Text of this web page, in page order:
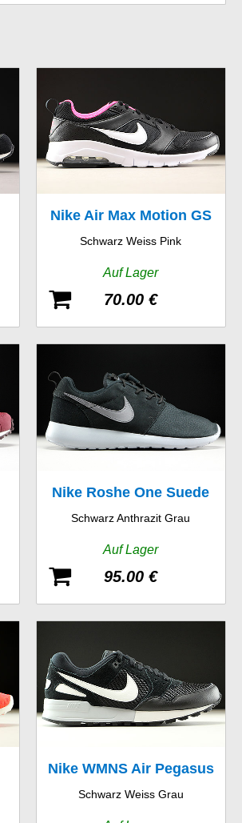
Nike Air Max Motion GS
Schwarz Weiss Pink
Auf Lager
70.00 €
Nike Roshe One Suede
Schwarz Anthrazit Grau
Auf Lager
95.00 €
Nike WMNS Air Pegasus
89
Schwarz Weiss Grau